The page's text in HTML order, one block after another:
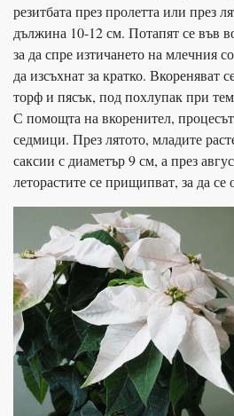
резитбата през пролетта или през
дължина 10-12 см. Потапят се във
за да спре изтичането на млечния
да изсъхнат за кратко. Вкореняват
торф и пясък, под похлупак при
С помощта на вкоренител,
седмици. През лятото, младите
саксии с диаметър 9 см, а през
леторастите се прищипват, за да се